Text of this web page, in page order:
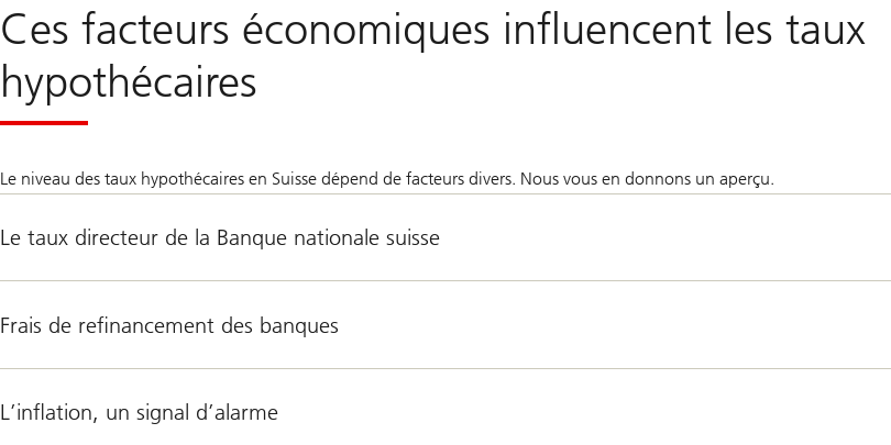
Ces facteurs économiques influencent les taux
hypothécaires
Le niveau des taux hypothécaires en Suisse dépend de facteurs divers. Nous vous en donnons un aperçu.
Le taux directeur de la Banque nationale suisse
Frais de refinancement des banques
L’inflation, un signal d’alarme